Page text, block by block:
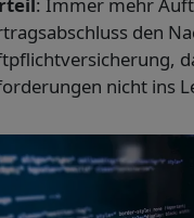
den
nicht ins